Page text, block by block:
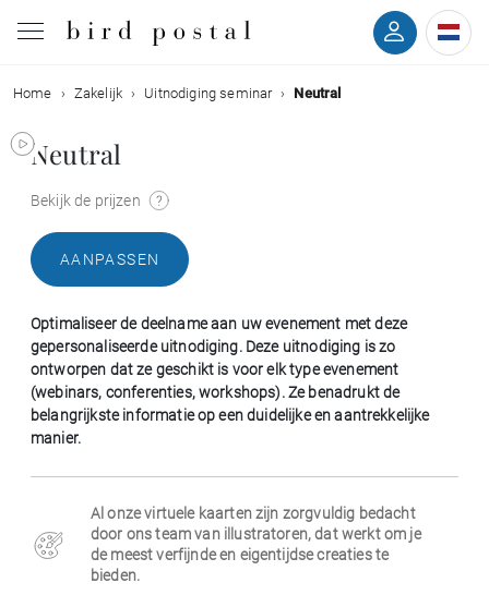
Bruiloft
Geboorte
Communie
Rouw
Verjaardag
Zakelijk
Home Zakelijk Uitnodiging seminar Neutral
Neutral
Bekijk de prijzen
AANPASSEN
Optimaliseer de deelname aan uw evenement met deze
gepersonaliseerde uitnodiging. Deze uitnodiging is zo
ontworpen dat ze geschikt is voor elk type evenement
(webinars, conferenties, workshops). Ze benadrukt de
belangrijkste informatie op een duidelijke en aantrekkelijke
manier.
Al onze virtuele kaarten zijn zorgvuldig bedacht
door ons team van illustratoren, dat werkt om je
de meest verfijnde en eigentijdse creaties te
bieden.